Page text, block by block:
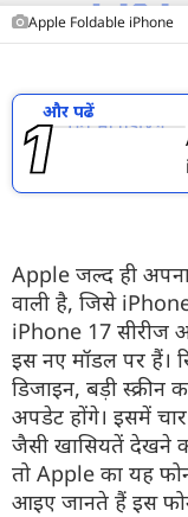
Apple Foldable iPhone
और पढें
Apple जल्द ही
वाली है, जिसे
iPhone 17 सीरीज
इस नए मॉडल पर हैं।
डिजाइन, बड़ी स्क्रीन
अपडेट होंगे। इसमें चार
जैसी खासियतें देखने
तो Apple का यह
आइए जानते हैं इस